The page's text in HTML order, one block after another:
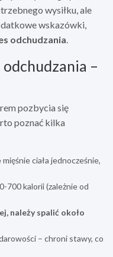
wysiłku, ale
wskazówki,
odchudzania
–
pozbycia się
poznać kilka
ciała jednocześnie,
700 kalorii (zależnie od
należy spalić około
– chroni stawy, co